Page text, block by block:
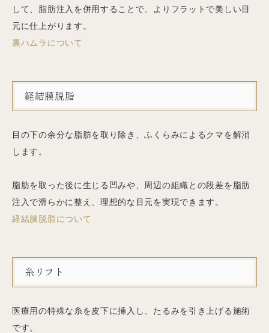
して、脂肪注入を併用することで、よりフラットで美しい目
元に仕上がります。
裏ハムラについて
経結膜脱脂
目の下の余分な脂肪を取り除き、ふくらみによるクマを解消
します。
脂肪を取った後に生じる凹みや、周辺の組織との段差を脂肪
注入で滑らかに整え、理想的な目元を実現できます。
経結膜脱脂について
糸リフト
医療用の特殊な糸を皮下に挿入し、たるみを引き上げる施術
です。